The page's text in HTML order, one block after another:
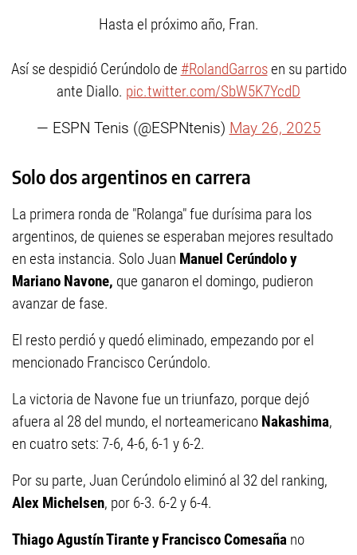
Hasta el próximo año, Fran.
Así se despidió Cerúndolo de #RolandGarrosen su partido
ante Diallo. pic.twitter.com/SbW5K7YcdD
— ESPN Tenis (@ESPNtenis) May 26, 2025
Solo dos argentinos en carrera
La primera ronda de "Rolanga" fue durísima para los
argentinos, de quienes se esperaban mejores resultado
en esta instancia. Solo Juan Manuel Cerúndolo y
Mariano Navone, que ganaron el domingo, pudieron
avanzar de fase.
El resto perdió y quedó eliminado, empezando por el
mencionado Francisco Cerúndolo.
La victoria de Navone fue un triunfazo, porque dejó
afuera al 28 del mundo, el norteamericano Nakashima,
en cuatro sets: 7-6, 4-6, 6-1 y 6-2.
Por su parte, Juan Cerúndolo eliminó al 32 del ranking,
Alex Michelsen, por 6-3. 6-2 y 6-4.
Thiago Agustín Tirante y Francisco Comesaña no